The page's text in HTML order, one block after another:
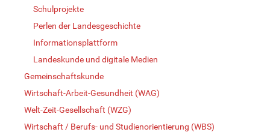
Schulprojekte
Perlen der Landesgeschichte
Informationsplattform
Landeskunde und digitale Medien
Gemeinschaftskunde
Wirtschaft-Arbeit-Gesundheit (WAG)
Welt-Zeit-Gesellschaft (WZG)
Wirtschaft / Berufs- und Studienorientierung (WBS)